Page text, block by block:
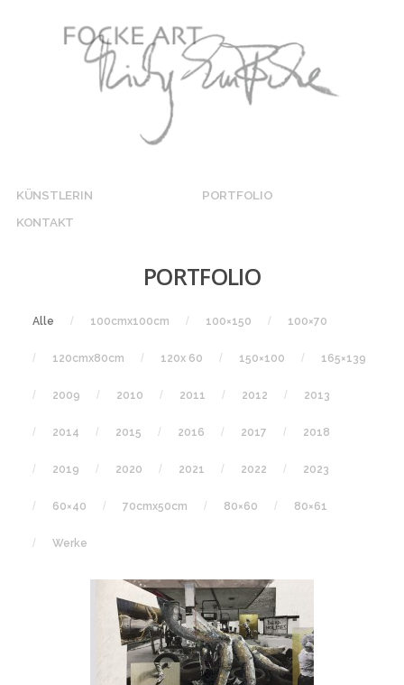
KÜNSTLERIN
PORTFOLIO
KONTAKT
PORTFOLIO
Alle 100cmx100cm 100×150 100×70
120cmx80cm 120x 60 150×100 165×139
2009 2010 2011 2012 2013
2014 2015 2016 2017 2018
2019 2020 2021 2022 2023
60×40 70cmx50cm 80×60 80×61
Werke